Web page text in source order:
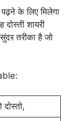
के लिए मिलेगा
दोस्ती शायरी
तरीका है जो